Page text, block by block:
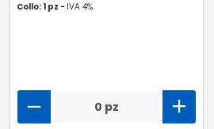
Collo: 1 pz - IVA 4%
0 pz